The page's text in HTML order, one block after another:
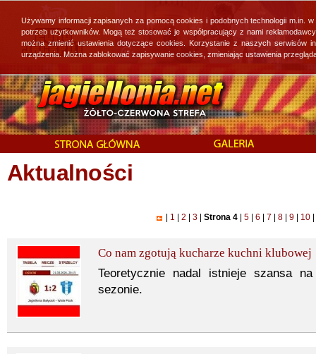
Aktualności
| 1 2 3 |Strona 4 5 6 7 8 9 10
Co nam zgotują kucharze kuchni klubowej
Teoretycznie nadal istnieje szansa
sezonie.
Używamy informacji zapisanych za pomocą cookies i podobnych technologii
potrzeb użytkowników. Mogą też stosować je współpracujący z nami
można zmienić ustawienia dotyczące cookies. Korzystanie z naszych
urządzenia. Można zablokować zapisywanie cookies, zmieniając ustawienia